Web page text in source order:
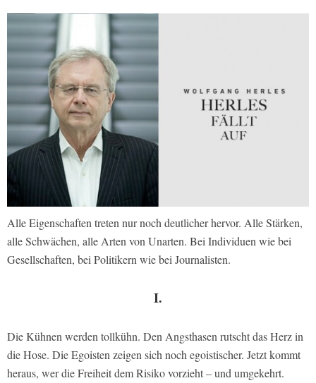
Alle Eigenschaften treten nur noch deutlicher hervor. Alle Stärken,
alle Schwächen, alle Arten von Unarten. Bei Individuen wie bei
Gesellschaften, bei Politikern wie bei Journalisten.
I.
Die Kühnen werden tollkühn. Den Angsthasen rutscht das Herz in
die Hose. Die Egoisten zeigen sich noch egoistischer. Jetzt kommt
heraus, wer die Freiheit dem Risiko vorzieht – und umgekehrt.